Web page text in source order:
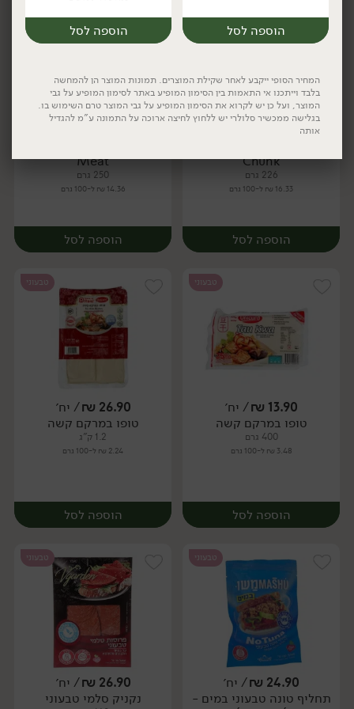
Chunk
226 גרם
16.33 ₪ ל-100 גרם
הוספה לסל
יח׳
Meat
250 גרם
14.36 ₪ ל-100 גרם
הוספה לסל
יח׳
טבעוני
13.90
₪/ יח׳
טופו במרקם קשה
400 גרם
3.48 ₪ ל-100 גרם
הוספה לסל
יח׳
טבעוני
26.90
₪/ יח׳
טופו במרקם קשה
1.2 ק"ג
2.24 ₪ ל-100 גרם
הוספה לסל
יח׳
טבעוני
24.90
₪/ יח׳
תחליף טונה טבעוני במים -
טבעוני
26.90
₪/ יח׳
נקניק סלמי טבעוני
הוספה לסל הוספה לסל
המחיר הסופי ייקבע לאחר שקילת המוצרים. תמונות המוצר הן להמחשה
בלבד וייתכנו אי התאמות בין הסימון המופיע באתר לסימון המופיע על גבי
המוצר, ועל כן יש לקרוא את הסימון המופיע על גבי המוצר טרם השימוש בו.
בגלישה ממכשיר סלולרי יש ללחוץ לחיצה ארוכה על התמונה ע"מ להגדיל
אותה